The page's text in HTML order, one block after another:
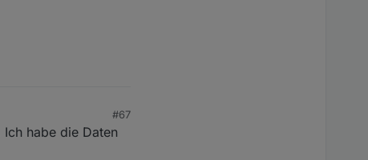
#67
habe die Daten